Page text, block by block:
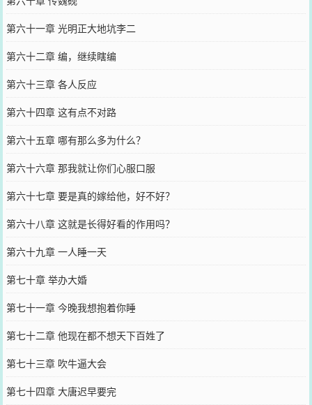
第六十一章 光明正大地坑李二
第六十二章 编，继续瞎编
第六十三章 各人反应
第六十四章 这有点不对路
第六十五章 哪有那么多为什么？
第六十六章 那我就让你们心服口服
第六十七章 要是真的嫁给他，好不好？
第六十八章 这就是长得好看的作用吗？
第六十九章 一人睡一天
第七十章 举办大婚
第七十一章 今晚我想抱着你睡
第七十二章 他现在都不想天下百姓了
第七十三章 吹牛逼大会
第七十四章 大唐迟早要完